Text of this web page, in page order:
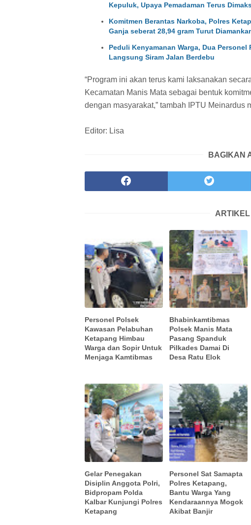
Kepuluk, Upaya Pemadaman Terus
Komitmen Berantas Narkoba, Polres
Ganja seberat 28,94 gram Turut
Peduli Kenyamanan Warga, Dua Personel
Langsung Siram Jalan Berdebu
“Program ini akan terus kami laksanakan
Kecamatan Manis Mata sebagai bentuk
dengan masyarakat,” tambah IPTU Meinardus
Editor: Lisa
BAGIKAN
Personel Polsek
Kawasan Pelabuhan
Ketapang Himbau
Warga dan Sopir Untuk
Menjaga Kamtibmas
Bhabinkamtibmas
Polsek Manis Mata
Pasang Spanduk
Pilkades Damai Di
Desa Ratu Elok
Gelar Penegakan
Disiplin Anggota Polri,
Bidpropam Polda
Kalbar Kunjungi Polres
Ketapang
Personel Sat Samapta
Polres Ketapang,
Bantu Warga Yang
Kendaraannya Mogok
Akibat Banjir